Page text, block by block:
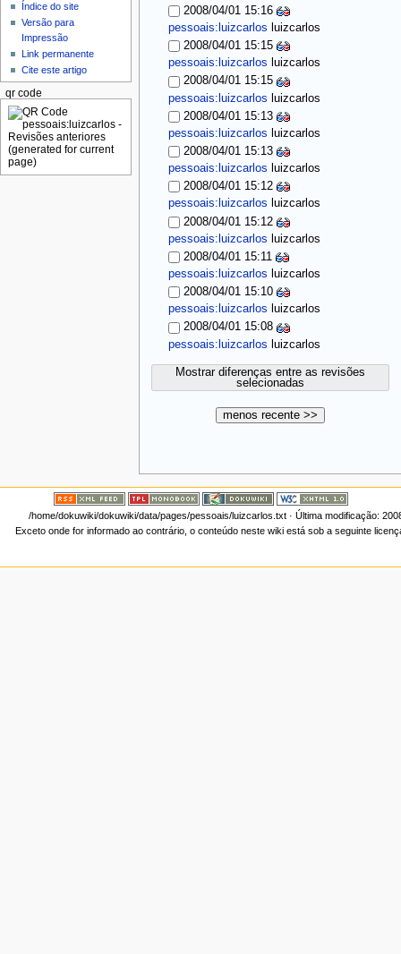
2008/04/01 15:16
pessoais:luizcarlos luizcarlos
2008/04/01 15:15
pessoais:luizcarlos luizcarlos
2008/04/01 15:15
pessoais:luizcarlos luizcarlos
2008/04/01 15:13
pessoais:luizcarlos luizcarlos
2008/04/01 15:13
pessoais:luizcarlos luizcarlos
2008/04/01 15:12
pessoais:luizcarlos luizcarlos
2008/04/01 15:12
pessoais:luizcarlos luizcarlos
2008/04/01 15:11
pessoais:luizcarlos luizcarlos
2008/04/01 15:10
pessoais:luizcarlos luizcarlos
2008/04/01 15:08
pessoais:luizcarlos luizcarlos
Mostrar diferenças entre as revisões
selecionadas
menos recente >>
Índice do site
Versão para
Impressão
Link permanente
Cite este artigo
qr code
/home/dokuwiki/dokuwiki/data/pages/pessoais/luizcarlos.txt· Última modificação:
Exceto onde for informado ao contrário, o conteúdo neste wiki está sob a seguinte